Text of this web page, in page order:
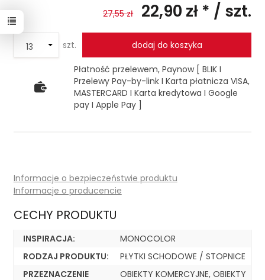
27,55 zł 22,90 zł * / szt.
szt. dodaj do koszyka
Płatność przelewem, Paynow [ BLIK I
Przelewy Pay-by-link I Karta płatnicza VISA,
MASTERCARD I Karta kredytowa I Google
pay I Apple Pay ]
Informacje o bezpieczeństwie produktu
Informacje o producencie
CECHY PRODUKTU
INSPIRACJA:
MONOCOLOR
RODZAJ PRODUKTU:
PŁYTKI SCHODOWE / STOPNICE
PRZEZNACZENIE
OBIEKTY KOMERCYJNE, OBIEKTY